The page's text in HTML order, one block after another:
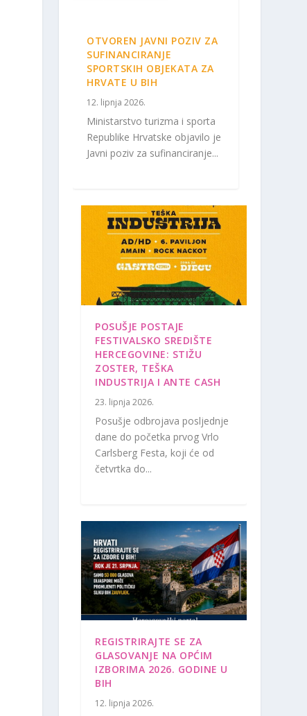
OTVOREN JAVNI POZIV ZA
SUFINANCIRANJE
SPORTSKIH OBJEKATA ZA
HRVATE U BIH
12. lipnja 2026.
Ministarstvo turizma i sporta
Republike Hrvatske objavilo je
Javni poziv za sufinanciranje...
POSUŠJE POSTAJE
FESTIVALSKO SREDIŠTE
HERCEGOVINE: STIŽU
ZOSTER, TEŠKA
INDUSTRIJA I ANTE CASH
23. lipnja 2026.
Posušje odbrojava posljednje
dane do početka prvog Vrlo
Carlsberg Festa, koji će od
četvrtka do...
REGISTRIRAJTE SE ZA
GLASOVANJE NA OPĆIM
IZBORIMA 2026. GODINE U
BIH
12. lipnja 2026.